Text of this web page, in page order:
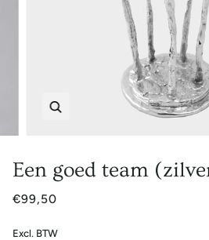
Een goed team
€99,50
Excl. BTW